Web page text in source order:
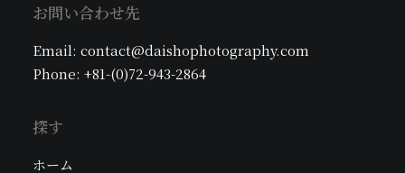
お問い合わせ先
Email: contact@daishophotography.com
Phone: +81-(0)72-943-2864
探す
ホーム